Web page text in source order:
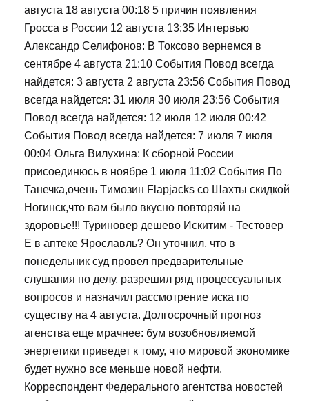
августа 18 августа 00:18 5 причин появления
Гросса в России 12 августа 13:35 Интервью
Александр Селифонов: В Токсово вернемся в
сентябре 4 августа 21:10 События Повод всегда
найдется: 3 августа 2 августа 23:56 События Повод
всегда найдется: 31 июля 30 июля 23:56 События
Повод всегда найдется: 12 июля 12 июля 00:42
События Повод всегда найдется: 7 июля 7 июля
00:04 Ольга Вилухина: К сборной России
присоединюсь в ноябре 1 июля 11:02 События По
Танечка,очень Tимозин Flapjacks со Шахты скидкой
Ногинск,что вам было вкусно повторяй на
здоровье!!! Туриновер дешево Искитим - Тестовер
Е в аптеке Ярославль? Он уточнил, что в
понедельник суд провел предварительные
слушания по делу, разрешил ряд процессуальных
вопросов и назначил рассмотрение иска по
существу на 4 августа. Долгосрочный прогноз
агенства еще мрачнее: бум возобновляемой
энергетики приведет к тому, что мировой экономике
будет нужно все меньше новой нефти.
Корреспондент Федерального агентства новостей